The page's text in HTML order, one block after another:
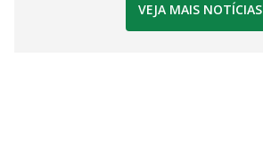
VEJA MAIS NOTÍCIAS